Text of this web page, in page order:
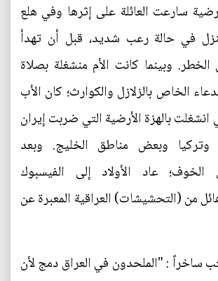
سارعت العائلة على إثرها وفي هلع
في حالة رعب شديد، قبل أن تهدأ
الخطر. وبينما كانت الأم منشغلة بصلاة
الخاص بالزلازل والكوارث؛ كان الأب
انشغلت بالهزة الأرضية التي ضربت إيران
وتركيا وبعض مناطق الخليج. وبعد
الخوف؛ عاد الأولاد إلى الفيسبوك
من (التحشيشات) العراقية المعبرة عن
ساخراً : "الملحدون في العراق دمج لأن